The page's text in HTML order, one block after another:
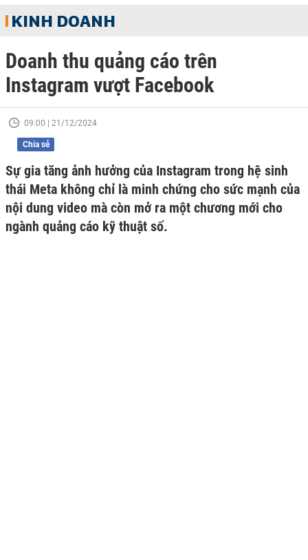
KINH DOANH
Doanh thu quảng cáo trên
Instagram vượt Facebook
09:00 | 21/12/2024
Chia sẻ
Sự gia tăng ảnh hưởng của Instagram trong hệ sinh
thái Meta không chỉ là minh chứng cho sức mạnh của
nội dung video mà còn mở ra một chương mới cho
ngành quảng cáo kỹ thuật số.